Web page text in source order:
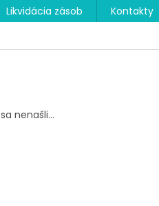
Likvidácia zásob
Kontakty
sa nenašli...